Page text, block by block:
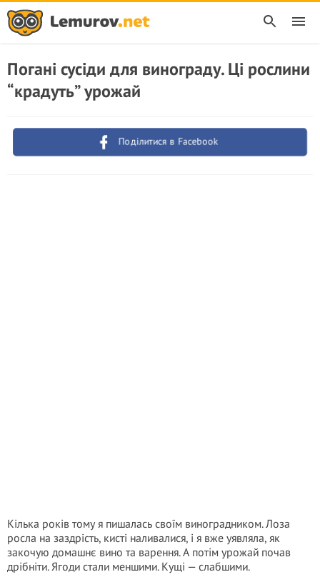
Погані сусіди для винограду. Ці рослини
“крадyть” урожай
Поділитися в Facebook
Кілька років тому я пишалась своїм виноградником. Лоза
росла на заздрість, кисті наливалися, і я вже уявляла, як
закочую домашнє вино та варення. А потім урожай почав
дрібніти. Ягоди стали меншими. Кущі — слабшими.